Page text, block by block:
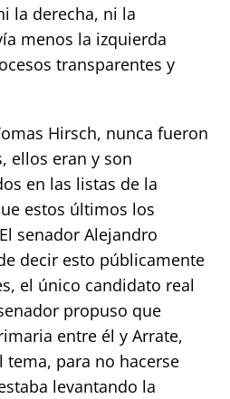
la derecha, ni la
menos la izquierda
transparentes y
Hirsch, nunca fueron
ellos eran y son
en las listas de la
estos últimos los
senador Alejandro
decir esto públicamente
el único candidato real
propuso que
entre él y Arrate,
para no hacerse
levantando la